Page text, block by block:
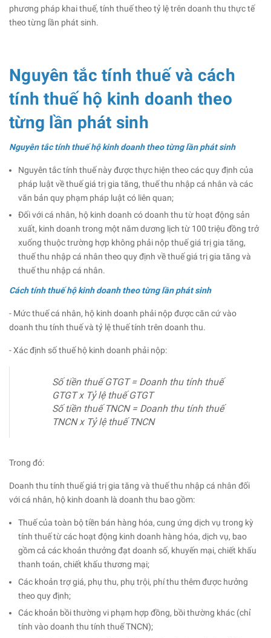
phương pháp khai thuế, tính thuế theo tỷ lệ trên doanh thu thực tế
theo từng lần phát sinh.
Nguyên tắc tính thuế và cách
tính thuế hộ kinh doanh theo
từng lần phát sinh
Nguyên tắc tính thuế hộ kinh doanh theo từng lần phát sinh
Nguyên tắc tính thuế này được thực hiện theo các quy định của
pháp luật về thuế giá trị gia tăng, thuế thu nhập cá nhân và các
văn bản quy phạm pháp luật có liên quan;
Đối với cá nhân, hộ kinh doanh có doanh thu từ hoạt động sản
xuất, kinh doanh trong một năm dương lịch từ 100 triệu đồng trở
xuống thuộc trường hợp không phải nộp thuế giá trị gia tăng,
thuế thu nhập cá nhân theo quy định về thuế giá trị gia tăng và
thuế thu nhập cá nhân.
Cách tính thuế hộ kinh doanh theo từng lần phát sinh
- Mức thuế cá nhân, hộ kinh doanh phải nộp được căn cứ vào
doanh thu tính thuế và tỷ lệ thuế tính trên doanh thu.
- Xác định số thuế hộ kinh doanh phải nộp:
Số tiền thuế GTGT = Doanh thu tính thuế
GTGT x Tỷ lệ thuế GTGT
Số tiền thuế TNCN = Doanh thu tính thuế
TNCN x Tỷ lệ thuế TNCN
Trong đó:
Doanh thu tính thuế giá trị gia tăng và thuế thu nhập cá nhân đối
với cá nhân, hộ kinh doanh là doanh thu bao gồm:
Thuế của toàn bộ tiền bán hàng hóa, cung ứng dịch vụ trong kỳ
tính thuế từ các hoạt động kinh doanh hàng hóa, dịch vụ, bao
gồm cả các khoản thưởng đạt doanh số, khuyến mại, chiết khấu
thanh toán, chiết khấu thương mại;
Các khoản trợ giá, phụ thu, phụ trội, phí thu thêm được hưởng
theo quy định;
Các khoản bồi thường vi phạm hợp đồng, bồi thường khác (chỉ
tính vào doanh thu tính thuế TNCN);